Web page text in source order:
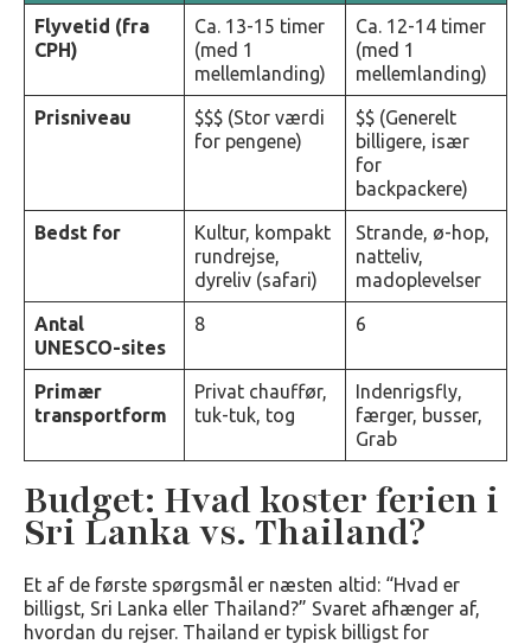
Flyvetid (fra
CPH)
Ca. 13-15 timer
(med 1
mellemlanding)
Ca. 12-14 timer
(med 1
mellemlanding)
Prisniveau
$$$ (Stor værdi
for pengene)
$$ (Generelt
billigere, især
for
backpackere)
Bedst for
Kultur, kompakt
rundrejse,
dyreliv (safari)
Strande, ø-hop,
natteliv,
madoplevelser
Antal
UNESCO-sites
8 6
Primær
transportform
Privat chauffør,
tuk-tuk, tog
Indenrigsfly,
færger, busser,
Grab
Budget: Hvad koster ferien i
Sri Lanka vs. Thailand?
Et af de første spørgsmål er næsten altid: “Hvad er
billigst, Sri Lanka eller Thailand?” Svaret afhænger af,
hvordan du rejser. Thailand er typisk billigst for